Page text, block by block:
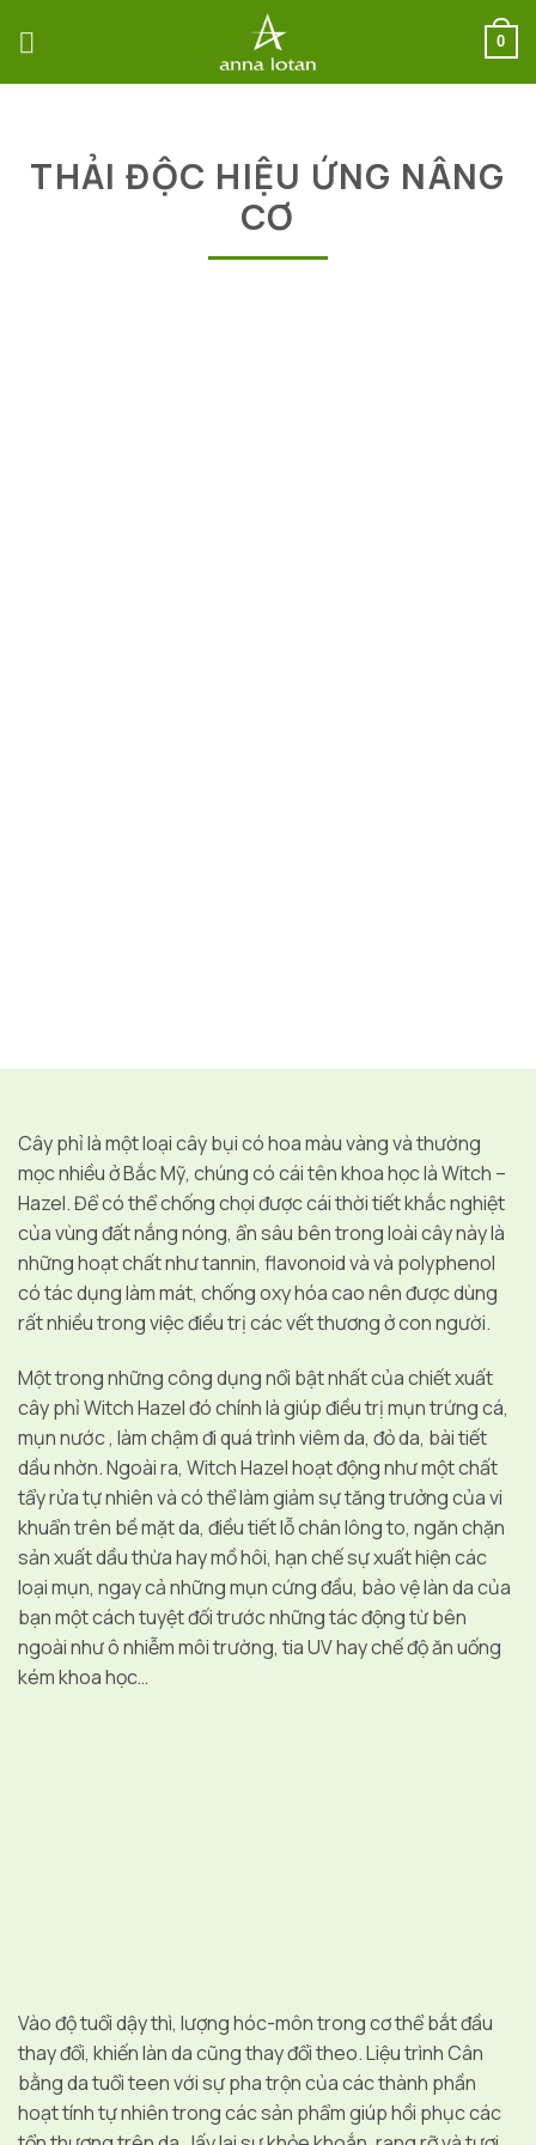
qua
0
THẢI ĐỘC HIỆU ỨNG NÂNG
CƠ
Cây phỉ là một loại cây bụi có hoa màu vàng và thường
mọc nhiều ở Bắc Mỹ, chúng có cái tên khoa học là Witch –
Hazel. Để có thể chống chọi được cái thời tiết khắc nghiệt
của vùng đất nắng nóng, ẩn sâu bên trong loài cây này là
những hoạt chất như tannin, flavonoid và và polyphenol
có tác dụng làm mát, chống oxy hóa cao nên được dùng
rất nhiều trong việc điều trị các vết thương ở con người.
Một trong những công dụng nổi bật nhất của chiết xuất
cây phỉ Witch Hazel đó chính là giúp điều trị mụn trứng cá,
mụn nước , làm chậm đi quá trình viêm da, đỏ da, bài tiết
dầu nhờn. Ngoài ra, Witch Hazel hoạt động như một chất
tẩy rửa tự nhiên và có thể làm giảm sự tăng trưởng của vi
khuẩn trên bề mặt da, điều tiết lỗ chân lông to, ngăn chặn
sản xuất dầu thừa hay mồ hôi, hạn chế sự xuất hiện các
loại mụn, ngay cả những mụn cứng đầu, bảo vệ làn da của
bạn một cách tuyệt đối trước những tác động từ bên
ngoài như ô nhiễm môi trường, tia UV hay chế độ ăn uống
kém khoa học…
Vào độ tuổi dậy thì, lượng hóc-môn trong cơ thể bắt đầu
thay đổi, khiến làn da cũng thay đổi theo. Liệu trình Cân
bằng da tuổi teen với sự pha trộn của các thành phần
hoạt tính tự nhiên trong các sản phẩm giúp hồi phục các